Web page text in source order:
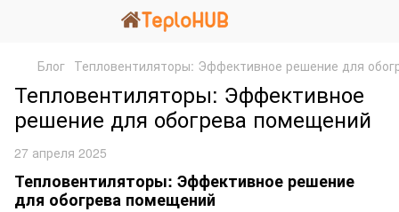
Блог Тепловентиляторы: Эффективное решение для
Тепловентиляторы: Эффективное
решение для обогрева помещений
27 апреля 2025
Тепловентиляторы: Эффективное решение
для обогрева помещений